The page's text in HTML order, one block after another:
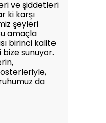
ve şiddetleri
ki karşı
şeyleri
amaçla
birinci kalite
sunuyor.
da